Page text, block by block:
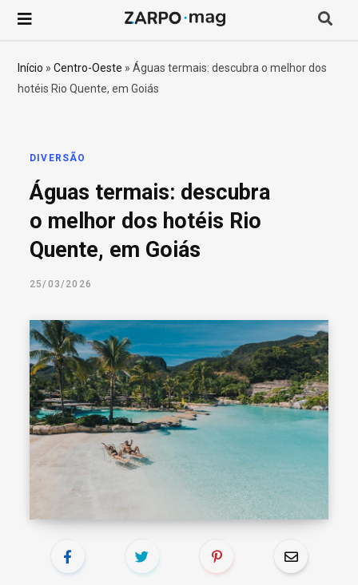
Início »Centro-Oeste »Águas termais: descubra o melhor dos
hotéis Rio Quente, em Goiás
DIVERSÃO
Águas termais: descubra
o melhor dos hotéis Rio
Quente, em Goiás
25/03/2026